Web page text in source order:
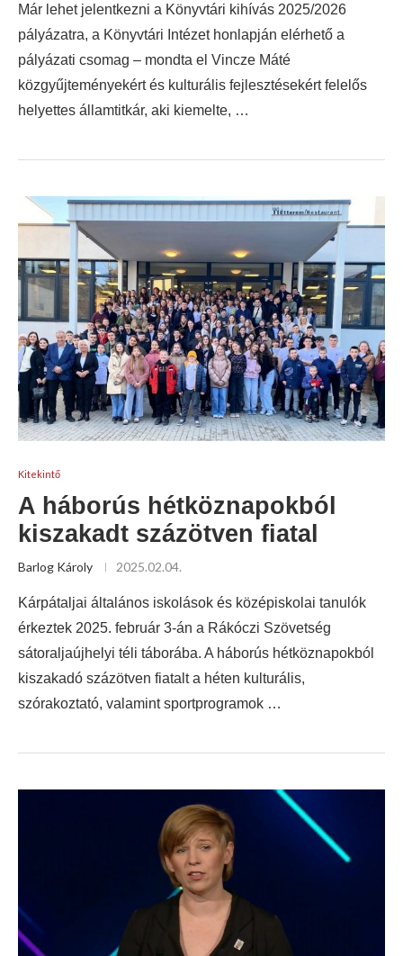
Már lehet jelentkezni a Könyvtári kihívás 2025/2026
pályázatra, a Könyvtári Intézet honlapján elérhető a
pályázati csomag – mondta el Vincze Máté
közgyűjteményekért és kulturális fejlesztésekért felelős
helyettes államtitkár, aki kiemelte, …
Kitekintő
A háborús hétköznapokból
kiszakadt százötven fiatal
Barlog Károly 2025.02.04.
Kárpátaljai általános iskolások és középiskolai tanulók
érkeztek 2025. február 3-án a Rákóczi Szövetség
sátoraljaújhelyi téli táborába. A háborús hétköznapokból
kiszakadó százötven fiatalt a héten kulturális,
szórakoztató, valamint sportprogramok …